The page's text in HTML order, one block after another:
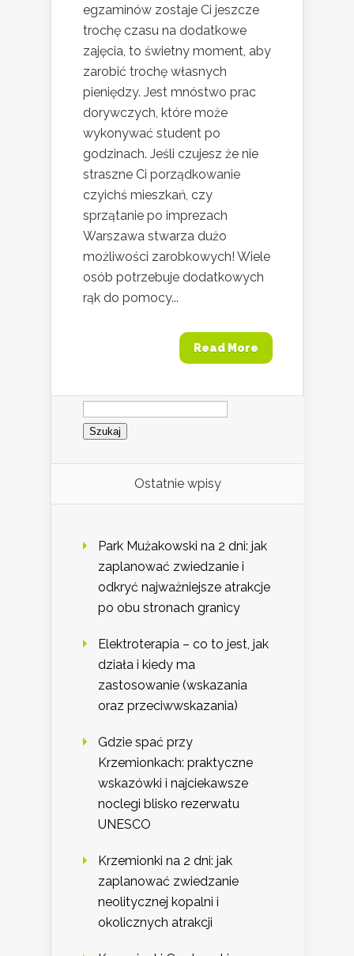
egzaminów zostaje Ci jeszcze
trochę czasu na dodatkowe
zajęcia, to świetny moment, aby
zarobić trochę własnych
pieniędzy. Jest mnóstwo prac
dorywczych, które może
wykonywać student po
godzinach. Jeśli czujesz że nie
straszne Ci porządkowanie
czyichś mieszkań, czy
sprzątanie po imprezach
Warszawa stwarza dużo
możliwości zarobkowych! Wiele
osób potrzebuje dodatkowych
rąk do pomocy...
Read More
Szukaj:
Ostatnie wpisy
Park Mużakowski na 2 dni: jak
zaplanować zwiedzanie i
odkryć najważniejsze atrakcje
po obu stronach granicy
Elektroterapia – co to jest, jak
działa i kiedy ma
zastosowanie (wskazania
oraz przeciwwskazania)
Gdzie spać przy
Krzemionkach: praktyczne
wskazówki i najciekawsze
noclegi blisko rezerwatu
UNESCO
Krzemionki na 2 dni: jak
zaplanować zwiedzanie
neolitycznej kopalni i
okolicznych atrakcji